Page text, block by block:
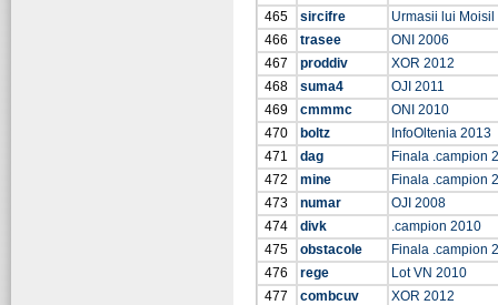
465
sircifre
Urmasii lui Moisil
466
trasee
ONI 2006
467
proddiv
XOR 2012
468
suma4
OJI 2011
469
cmmmc
ONI 2010
470
boltz
InfoOltenia 2013
471
dag
Finala .campion
472
mine
Finala .campion
473
numar
OJI 2008
474
divk
.campion 2010
475
obstacole
Finala .campion
476
rege
Lot VN 2010
477
combcuv
XOR 2012